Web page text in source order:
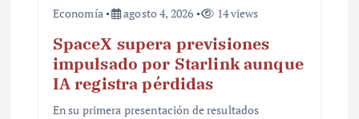
Economía agosto 4, 2026 14 views
SpaceX supera previsiones
impulsado por Starlink aunque
IA registra pérdidas
En su primera presentación de resultados